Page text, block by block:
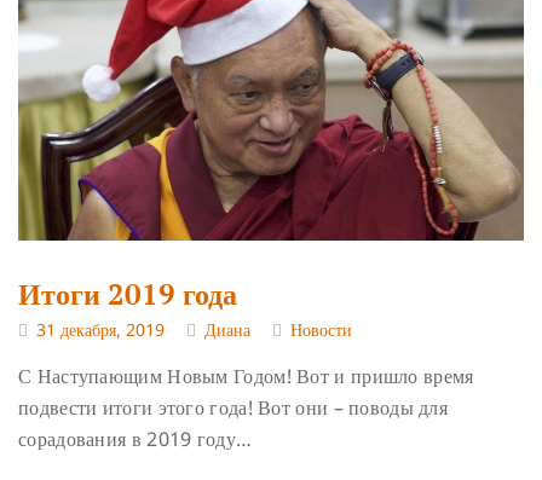
Итоги 2019 года
31 декабря, 2019 Диана Новости
С Наступающим Новым Годом! Вот и пришло время
подвести итоги этого года! Вот они – поводы для
сорадования в 2019 году…